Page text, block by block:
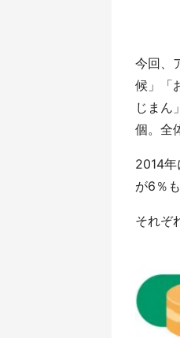
今回、
候」「
じまん
個。全
2014年
が6％
それぞ